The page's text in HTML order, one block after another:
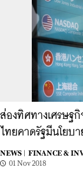
ส่องทิศทางเศรษฐ
ไทยคาดรัฐมีนโยบ
NEWS |
FINANCE &
01 Nov 2018